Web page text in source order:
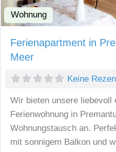
Wohnung
Ferienapartment in
Meer
Keine
Wir bieten unsere liebevoll
Ferienwohnung in
Wohnungstausch an.
mit sonnigem Balkon und